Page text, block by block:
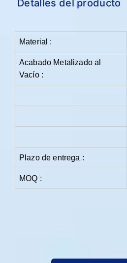
Detalles del producto
Material :
Acabado Metalizado al
Vacío :
Plazo de entrega :
MOQ :